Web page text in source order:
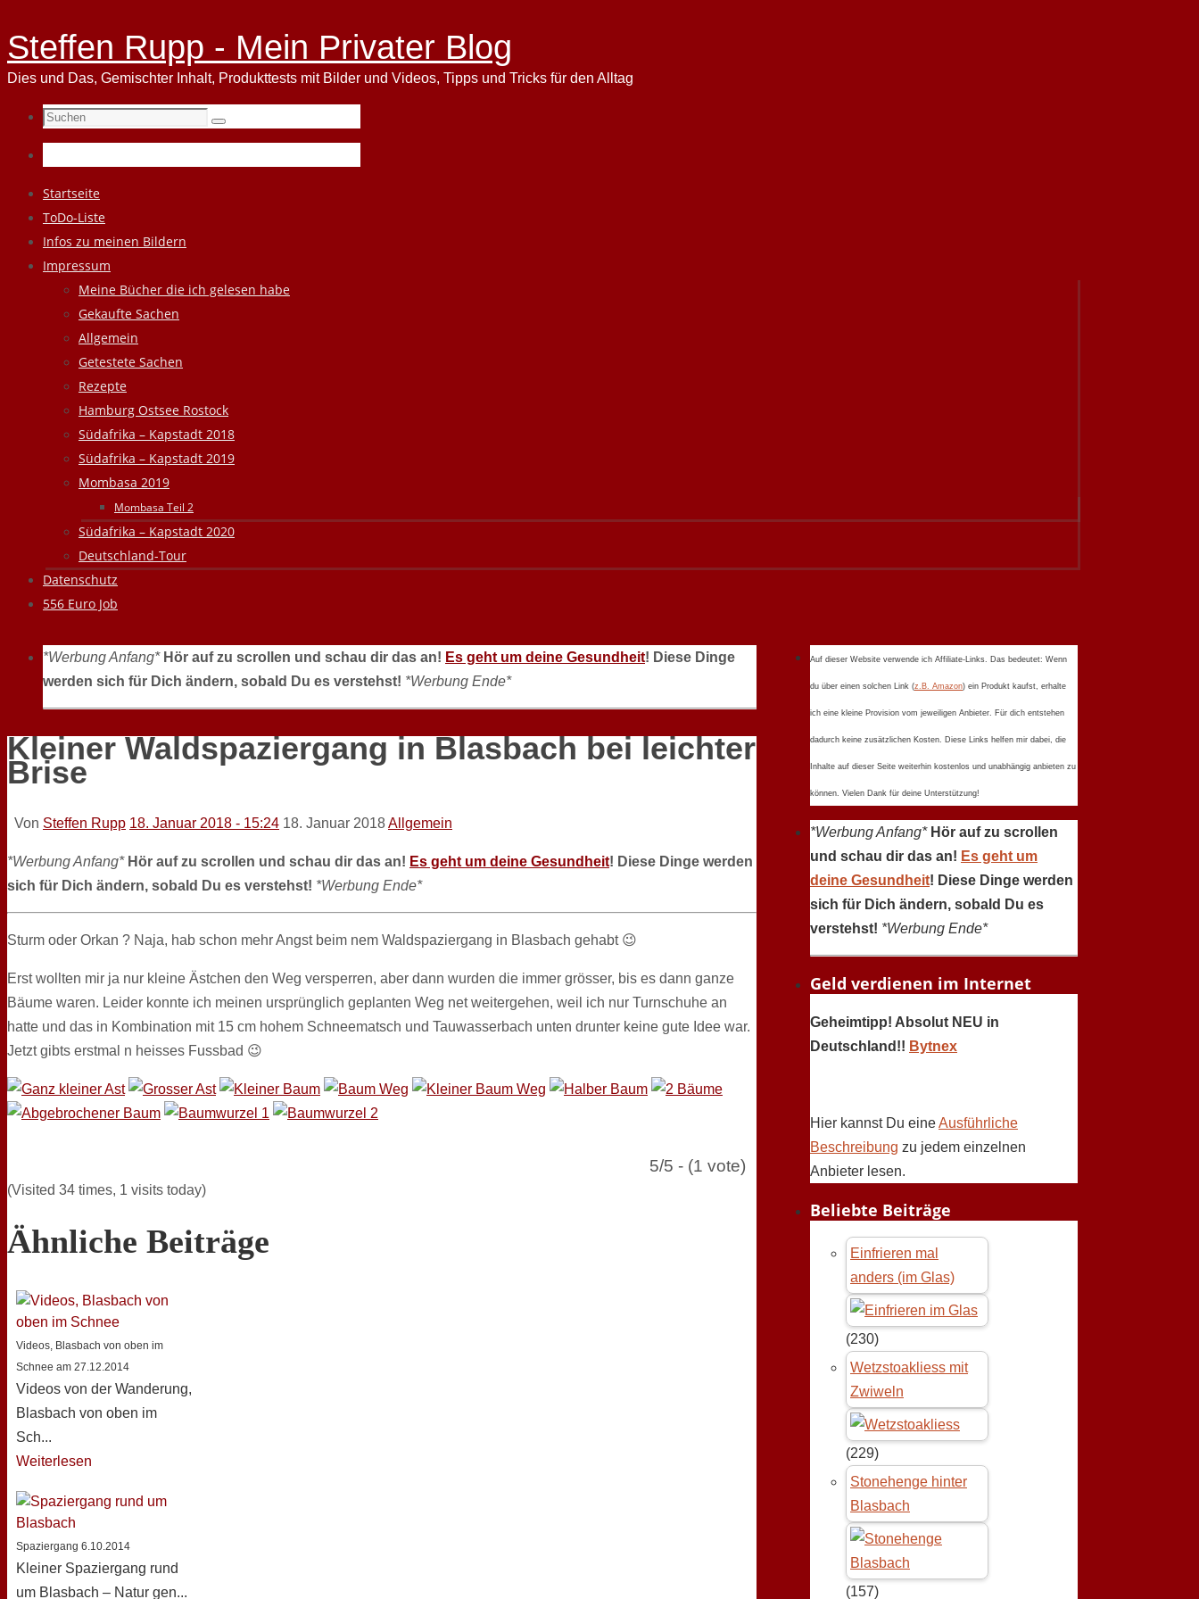
Steffen Rupp - Mein Privater Blog
Dies und Das, Gemischter Inhalt, Produkttests mit Bilder und Videos, Tipps und Tricks für den Alltag
Suchen
nach:
Suchen
Zum
Inhalt
springen
Startseite
ToDo-Liste
Infos zu meinen Bildern
Impressum
Meine Bücher die ich gelesen habe
Gekaufte Sachen
Allgemein
Getestete Sachen
Rezepte
Hamburg Ostsee Rostock
Südafrika – Kapstadt 2018
Südafrika – Kapstadt 2019
Mombasa 2019
Mombasa Teil 2
Südafrika – Kapstadt 2020
Deutschland-Tour
Datenschutz
556 Euro Job
*Werbung Anfang* Hör auf zu scrollen und schau dir das an! Es geht um deine Gesundheit! Diese Dinge
werden sich für Dich ändern, sobald Du es verstehst! *Werbung Ende*
Kleiner Waldspaziergang in Blasbach bei leichter
Brise
Von Steffen Rupp 18. Januar 2018 - 15:24 18. Januar 2018Allgemein
*Werbung Anfang* Hör auf zu scrollen und schau dir das an! Es geht um deine Gesundheit! Diese Dinge werden
sich für Dich ändern, sobald Du es verstehst! *Werbung Ende*
Sturm oder Orkan ? Naja, hab schon mehr Angst beim nem Waldspaziergang in Blasbach gehabt 😉
Erst wollten mir ja nur kleine Ästchen den Weg versperren, aber dann wurden die immer grösser, bis es dann ganze
Bäume waren. Leider konnte ich meinen ursprünglich geplanten Weg net weitergehen, weil ich nur Turnschuhe an
hatte und das in Kombination mit 15 cm hohem Schneematsch und Tauwasserbach unten drunter keine gute Idee war.
Jetzt gibts erstmal n heisses Fussbad 😉
5/5 - (1 vote)
(Visited 34 times, 1 visits today)
Ähnliche Beiträge
Videos, Blasbach von oben im
Schnee am 27.12.2014
Videos von der Wanderung,
Blasbach von oben im
Sch...
Weiterlesen
Spaziergang 6.10.2014
Kleiner Spaziergang rund
um Blasbach – Natur gen...
Auf dieser Website verwende ich Affiliate-Links. Das bedeutet: Wenn
du über einen solchen Link (z.B. Amazon) ein Produkt kaufst, erhalte
ich eine kleine Provision vom jeweiligen Anbieter. Für dich entstehen
dadurch keine zusätzlichen Kosten. Diese Links helfen mir dabei, die
Inhalte auf dieser Seite weiterhin kostenlos und unabhängig anbieten zu
können. Vielen Dank für deine Unterstützung!
*Werbung Anfang* Hör auf zu scrollen
und schau dir das an! Es geht um
deine Gesundheit! Diese Dinge werden
sich für Dich ändern, sobald Du es
verstehst! *Werbung Ende*
Geld verdienen im Internet
Geheimtipp! Absolut NEU in
Deutschland!! Bytnex
Hier kannst Du eineAusführliche
Beschreibung zu jedem einzelnen
Anbieter lesen.
Beliebte Beiträge
Einfrieren mal
anders (im Glas)
(230)
Wetzstoakliess mit
Zwiweln
(229)
Stonehenge hinter
Blasbach
(157)